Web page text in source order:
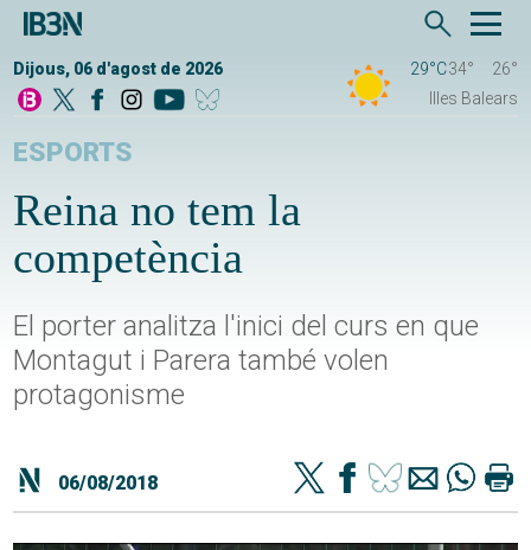
Dijous, 06 d'agost de 2026 29°C34°
26°
Illes Balears
ESPORTS
Reina no tem la
competència
El porter analitza l'inici del curs en que
Montagut i Parera també volen
protagonisme
06/08/2018